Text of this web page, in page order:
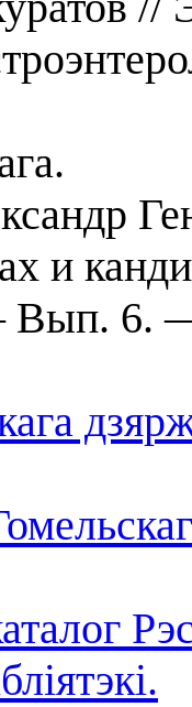
и
Вып. 6.